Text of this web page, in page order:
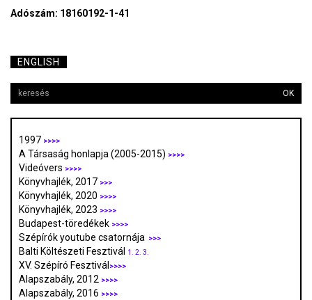
Adószám: 18160192-1-41
ENGLISH
OK
1997 >>>>
A Társaság honlapja (2005-2015) >>>>
Videóvers >>>>
Könyvhajlék, 2017 >>>
Könyvhajlék, 2020 >>>>
Könyvhajlék, 2023 >>>>
Budapest-töredékek >>>>
Szépírók youtube csatornája >>>
Balti Költészeti Fesztivál 1. 2. 3.
XV. Szépíró Fesztivál >>>>
Alapszabály, 2012 >>>>
Alapszabály, 2016 >>>>